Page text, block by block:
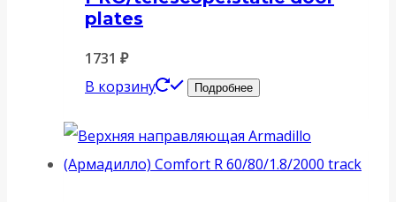
plates
1731 ₽
В корзину
Подробнее